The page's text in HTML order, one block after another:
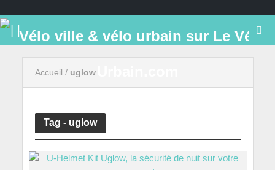
Accueil / uglow
Tag - uglow